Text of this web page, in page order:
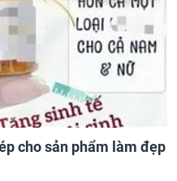
cho sản phẩm làm đẹp